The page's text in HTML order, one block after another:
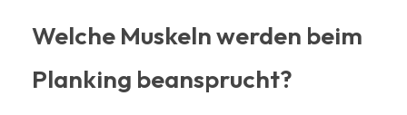
Welche Muskeln werden beim
Planking beansprucht?